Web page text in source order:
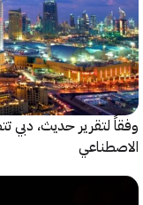
حديث، دبي تتصدر